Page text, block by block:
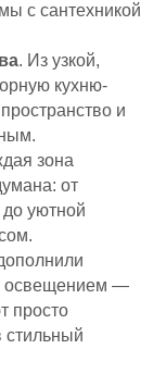
с сантехникой
. Из узкой,
кухню-
и
зона
от
уютной
освещением —
просто
стильный